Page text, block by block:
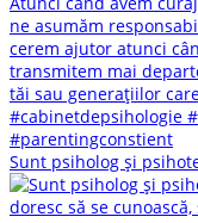
Sunt psiholog și